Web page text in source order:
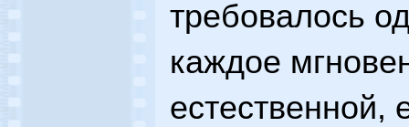
требовалось
каждое
естественной,